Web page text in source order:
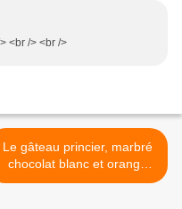
<br /> <br />
Le gâteau princier, marbré
chocolat blanc et orange
curd >